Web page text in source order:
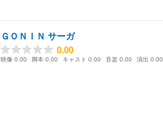
ＧＯＮＩＮ サーガ
0.00
0.00
映像 0.00 脚本 0.00 キャスト 0.00 音楽 0.00 演出 0.00